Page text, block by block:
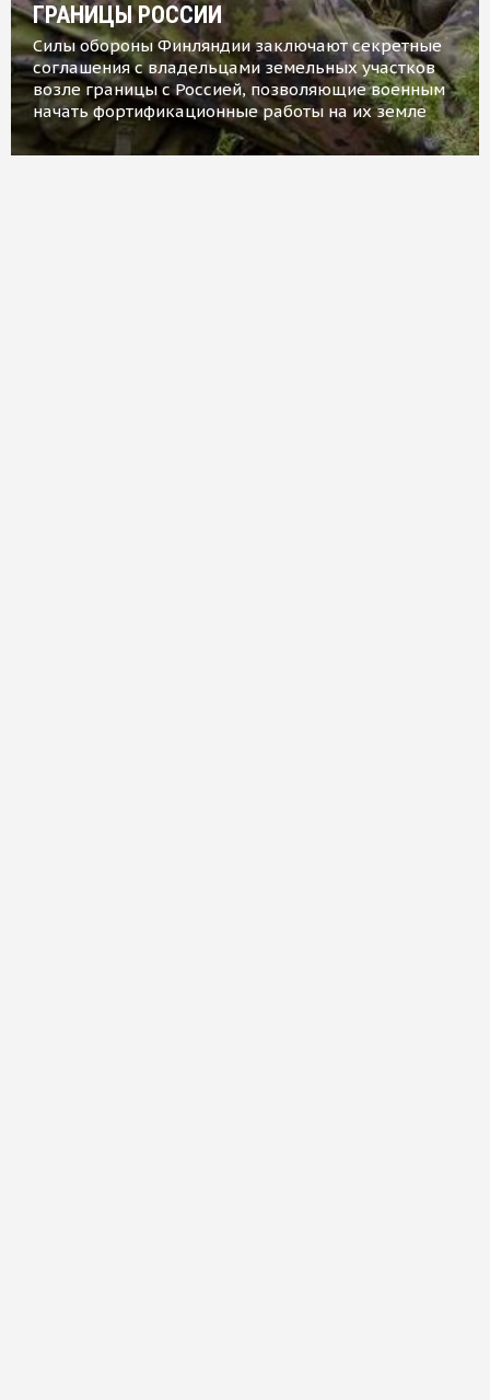
ГРАНИЦЫ РОССИИ
Силы обороны Финляндии заключают секретные
соглашения с владельцами земельных участков
возле границы с Россией, позволяющие военным
начать фортификационные работы на их земле